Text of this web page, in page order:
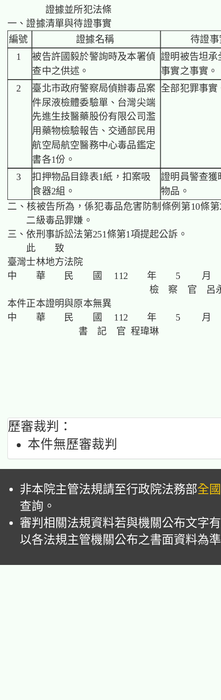
證據並所犯法條
一、證據清單與待證事實
編號
證據名稱
待證事
1
被告許國毅於警詢時及本署偵
查中之供述。
證明被告坦承
事實之事實。
2
臺北市政府警察局偵辦毒品案
件尿液檢體委驗單、台灣尖端
先進生技醫藥股份有限公司濫
用藥物檢驗報告、交通部民用
航空局航空醫務中心毒品鑑定
書各1份。
全部犯罪事實
3
扣押物品目錄表1紙，扣案吸
食器2組。
證明員警查獲
物品。
二、核被告所為，係犯毒品危害防制條例第10條
二級毒品罪嫌。
三、依刑事訴訟法第251條第1項提起公訴。
此 致
臺灣士林地方法院
中 華 民 國 112 年 5 月
檢 察 官 呂永
本件正本證明與原本無異
中 華 民 國 112 年 5 月
書 記 官 程瑋琳
歷審裁判：
本件無歷審裁判
非本院主管法規請至行政院法務部全
查詢。
審判相關法規資料若與機關公布文字
以各法規主管機關公布之書面資料為